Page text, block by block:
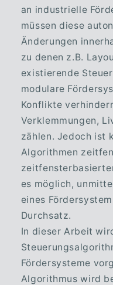
an industrielle
müssen diese
Änderungen
zu denen z.B.
existierende
modulare
Konflikte
Verklemmungen,
zählen. Jedoch ist
Algorithmen
es möglich,
eines
Durchsatz.
In dieser Arbeit
Fördersysteme
Algorithmus wird